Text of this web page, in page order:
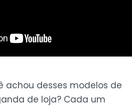
achou desses modelos de
de loja? Cada um